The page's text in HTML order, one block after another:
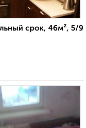
срок, 46м², 5/9